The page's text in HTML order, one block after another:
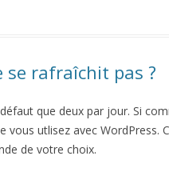
se rafraîchit pas ?
que deux par jour. Si
vous utlisez avec
de votre choix.